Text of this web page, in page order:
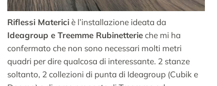
Riflessi Matericiè l’installazione ideata da
Ideagroup e Treemme Rubinetterieche mi ha
confermato che non sono necessari molti metri
quadri per dire qualcosa di interessante. 2 stanze
soltanto, 2 collezioni di punta di Ideagroup (Cubik e